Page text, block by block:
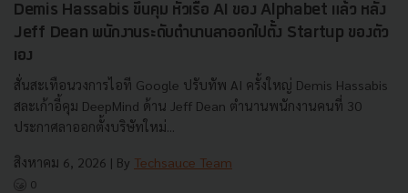
Demis Hassabis ขึ้นคุม หัวเรือ AI ของ Alphabet แล้ว หลัง
Jeff Dean พนักงานระดับตำนานลาออกไปตั้ง Startup ของตัว
เอง
สั่นสะเทือนวงการไอที Google ปรับทัพ AI ครั้งใหญ่ Demis Hassabis
สละเก้าอี้คุม DeepMind ด้าน Jeff Dean ตำนานพนักงานคนที่ 30
ประกาศลาออกตั้งบริษัทใหม่...
สิงหาคม 6, 2026 | By Techsauce Team
0